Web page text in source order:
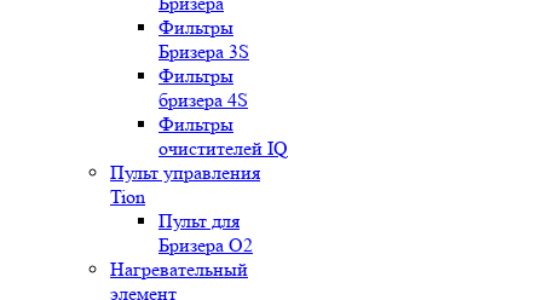
Фильтры
Бризера 3S
Фильтры
бризера 4S
Фильтры
очистителей IQ
Пульт управления
Tion
Пульт для
Бризера O2
Нагревательный
элемент